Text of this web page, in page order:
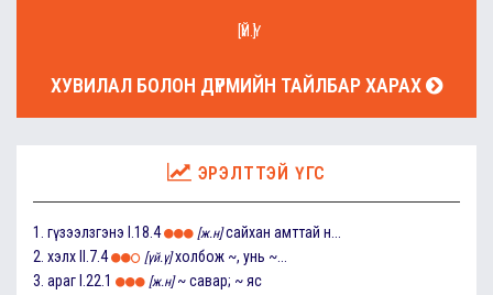
[ҮЙ.Ү]
ХУВИЛАЛ БОЛОН ДҮРМИЙН ТАЙЛБАР ХАРАХ
ЭРЭЛТТЭЙ ҮГС
1. гүзээлзгэнэ I.18.4 [ж.н] сайхан амттай н...
2. хэлх II.7.4 [үй.ү] холбож ~, унь ~...
3. араг I.22.1 [ж.н] ~ савар; ~ яс